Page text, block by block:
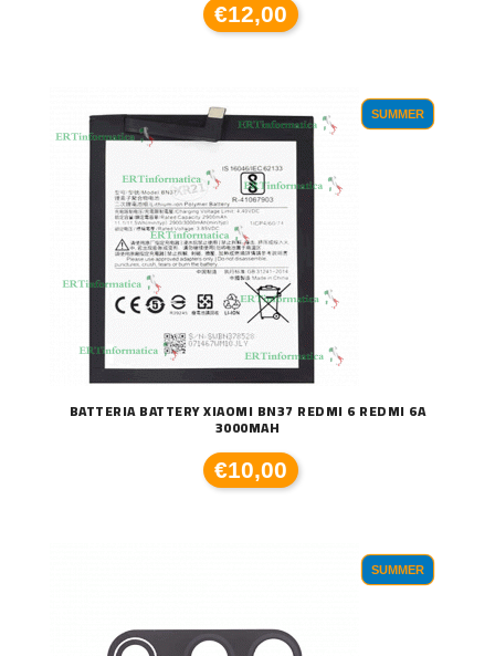
€12,00
SUMMER
BATTERIA BATTERY XIAOMI BN37 REDMI 6 REDMI 6A
3000MAH
€10,00
SUMMER